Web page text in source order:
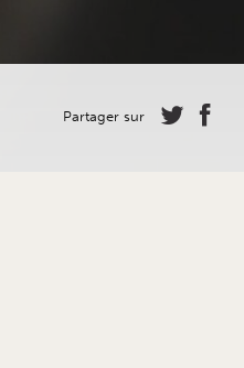
Partager sur